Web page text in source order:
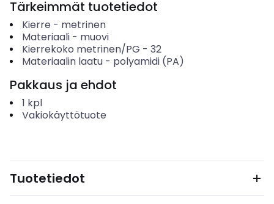
Tärkeimmät tuotetiedot
Kierre - metrinen
Materiaali- muovi
Kierrekoko metrinen/PG - 32
Materiaalin laatu- polyamidi (PA)
Pakkaus ja ehdot
1 kpl
Vakiokäyttötuote
Tuotetiedot